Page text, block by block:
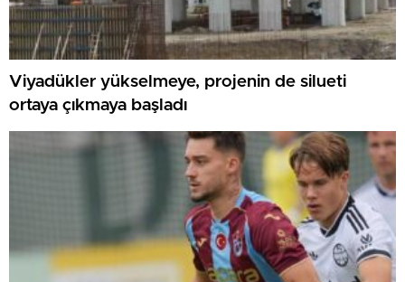
Viyadükler yükselmeye, projenin de silueti
ortaya çıkmaya başladı